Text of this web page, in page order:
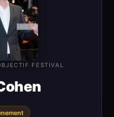
FESTIVAL